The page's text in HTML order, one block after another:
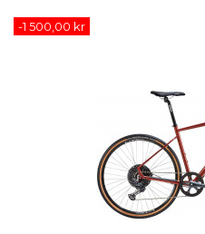
-1 500,00 kr